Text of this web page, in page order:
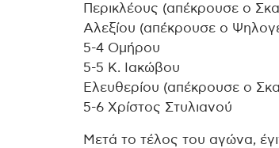
Περικλέους (απέκρουσε ο
Αλεξίου (απέκρουσε ο
5-4 Ομήρου
5-5 Κ. Ιακώβου
Ελευθερίου (απέκρουσε ο
5-6 Χρίστος Στυλιανού
Μετά το τέλος του αγώνα,